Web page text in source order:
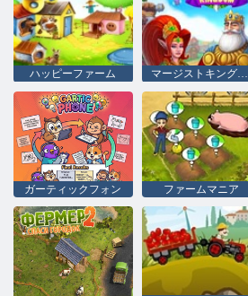
ハッピーファーム マージストキングダム
ガーティックフォン ファームマニア